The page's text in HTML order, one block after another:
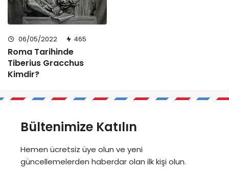
06/05/2022 465
Roma Tarihinde
Tiberius Gracchus
Kimdir?
Bültenimize Katılın
Hemen ücretsiz üye olun ve yeni
güncellemelerden haberdar olan ilk kişi olun.